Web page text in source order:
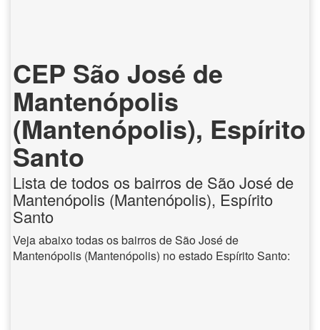
CEP São José de
Mantenópolis
(Mantenópolis), Espírito
Santo
Lista de todos os bairros de São José de
Mantenópolis (Mantenópolis), Espírito
Santo
Veja abaixo todas os bairros de São José de
Mantenópolis (Mantenópolis) no estado Espírito Santo: